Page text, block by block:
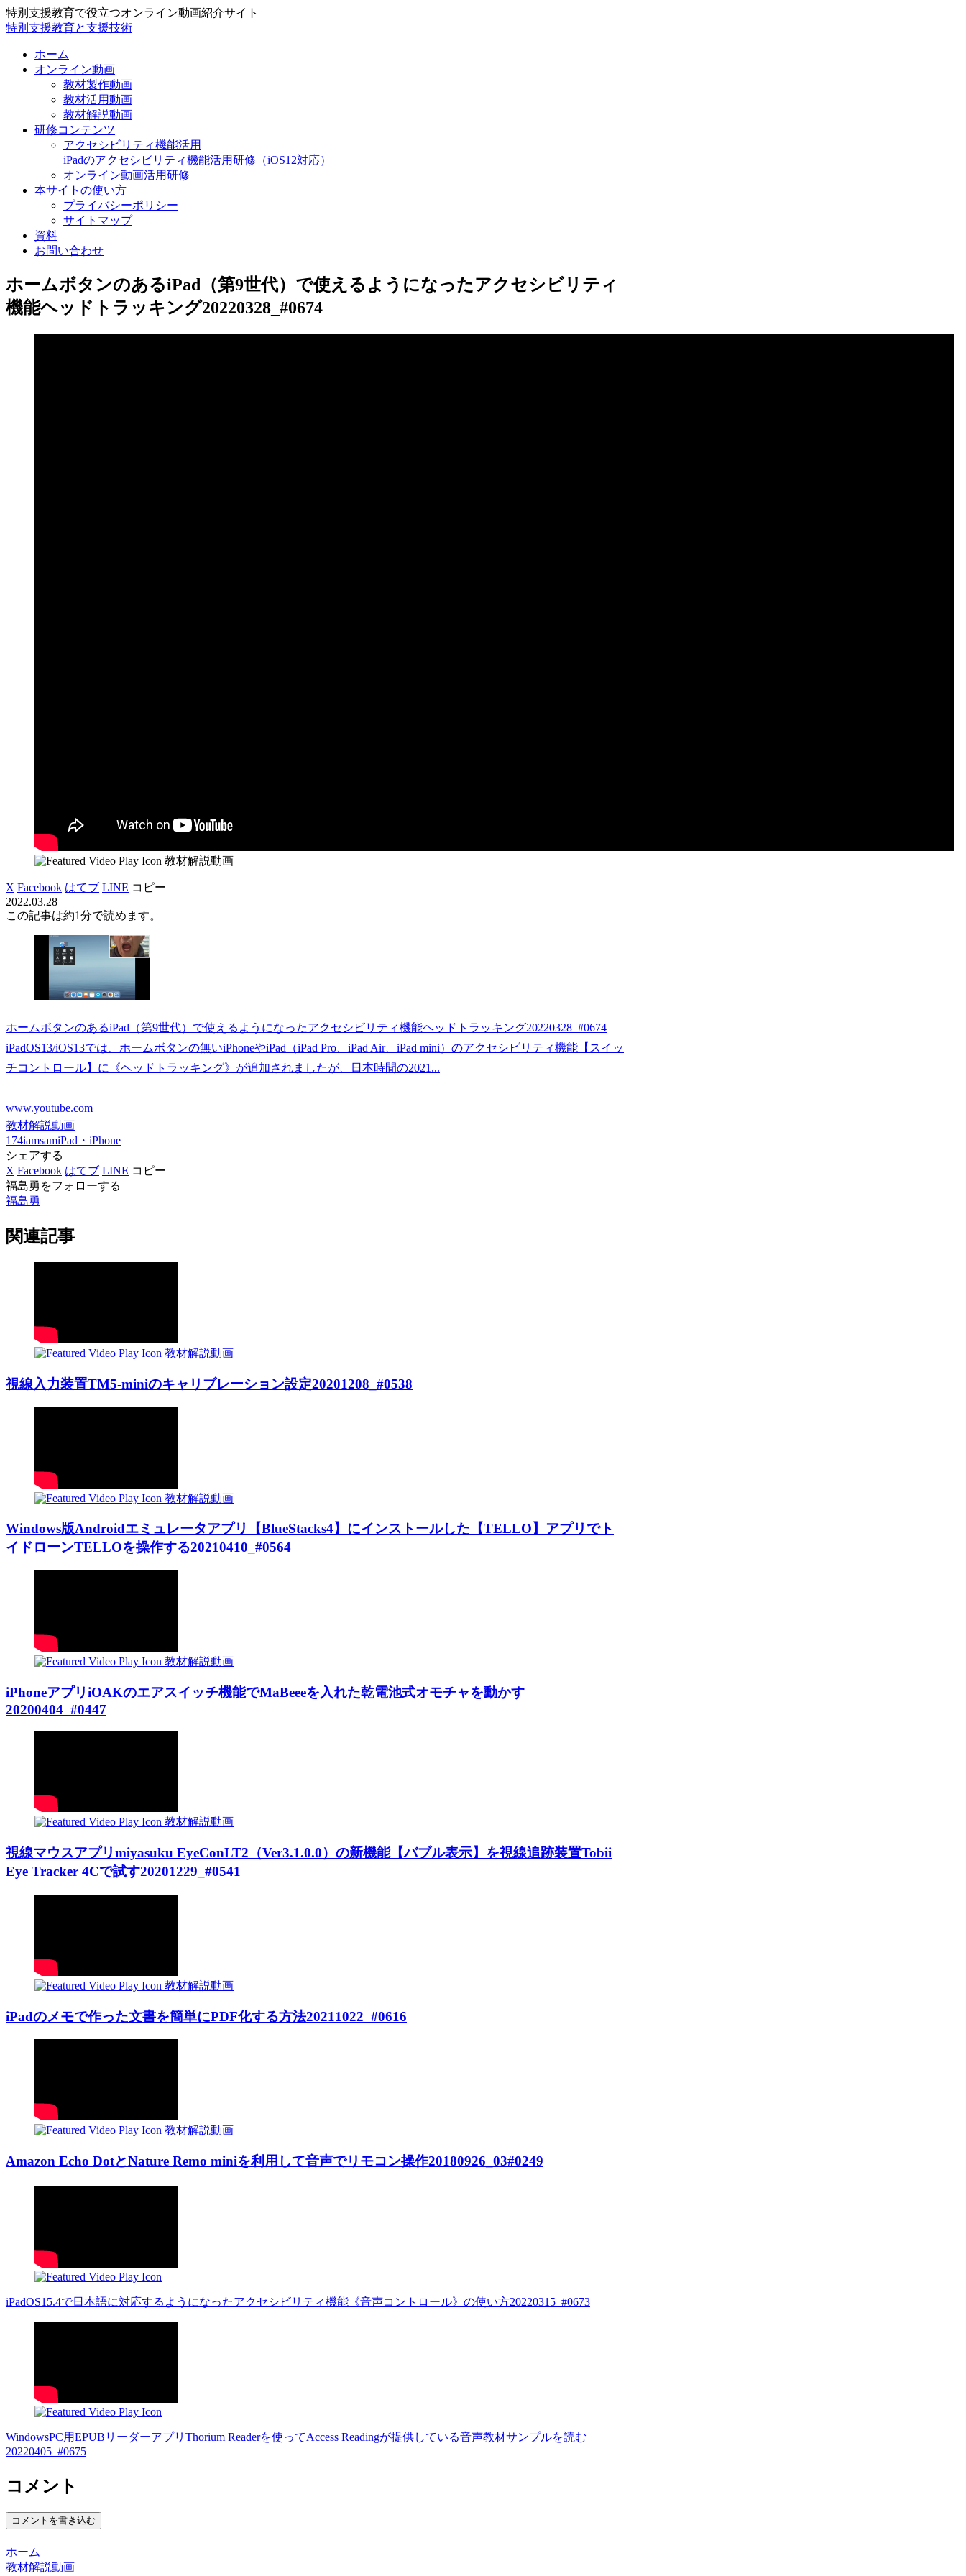
特別支援教育で役立つオンライン動画紹介サイト
特別支援教育と支援技術
ホーム
オンライン動画
教材製作動画
教材活用動画
教材解説動画
研修コンテンツ
アクセシビリティ機能活用
iPadのアクセシビリティ機能活用研修（iOS12対応）
オンライン動画活用研修
本サイトの使い方
プライバシーポリシー
サイトマップ
資料
お問い合わせ
ホームボタンのあるiPad（第9世代）で使えるようになったアクセシビリティ
機能ヘッドトラッキング20220328_#0674
教材解説動画
X Facebook はてブ LINE コピー
2022.03.28
この記事は約1分で読めます。
ホームボタンのあるiPad（第9世代）で使えるようになったアクセシビリティ機能ヘッドトラッキング20220328_#0674
iPadOS13/iOS13では、ホームボタンの無いiPhoneやiPad（iPad Pro、iPad Air、iPad mini）のアクセシビリティ機能【スイッ
チコントロール】に《ヘッドトラッキング》が追加されましたが、日本時間の2021...
www.youtube.com
教材解説動画
174iamsamiPad・iPhone
シェアする
X Facebook はてブ LINE コピー
福島勇をフォローする
福島勇
関連記事
教材解説動画
視線入力装置TM5-miniのキャリブレーション設定20201208_#0538
教材解説動画
Windows版Androidエミュレータアプリ【BlueStacks4】にインストールした【TELLO】アプリでト
イドローンTELLOを操作する20210410_#0564
教材解説動画
iPhoneアプリiOAKのエアスイッチ機能でMaBeeeを入れた乾電池式オモチャを動かす
20200404_#0447
教材解説動画
視線マウスアプリmiyasuku EyeConLT2（Ver3.1.0.0）の新機能【バブル表示】を視線追跡装置Tobii
Eye Tracker 4Cで試す20201229_#0541
教材解説動画
iPadのメモで作った文書を簡単にPDF化する方法20211022_#0616
教材解説動画
Amazon Echo DotとNature Remo miniを利用して音声でリモコン操作20180926_03#0249
iPadOS15.4で日本語に対応するようになったアクセシビリティ機能《音声コントロール》の使い方20220315_#0673
WindowsPC用EPUBリーダーアプリThorium Readerを使ってAccess Readingが提供している音声教材サンプルを読む
20220405_#0675
コメント
コメントを書き込む
ホーム
教材解説動画